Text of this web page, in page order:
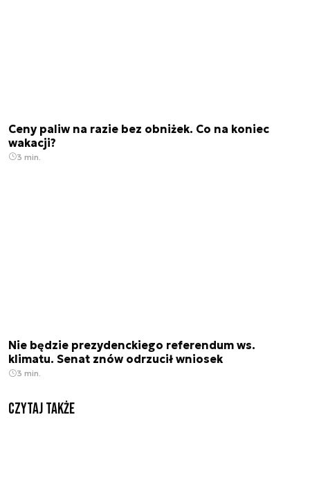
Ceny paliw na razie bez obniżek. Co na koniec
wakacji?
3 min.
Nie będzie prezydenckiego referendum ws.
klimatu. Senat znów odrzucił wniosek
3 min.
Czytaj także